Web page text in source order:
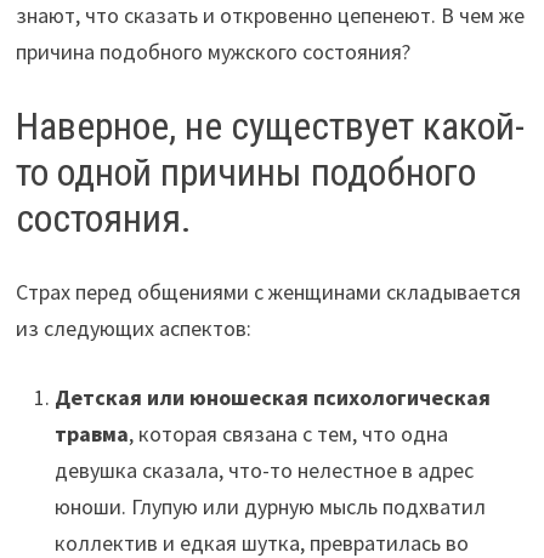
знают, что сказать и откровенно цепенеют. В чем же
причина подобного мужского состояния?
Наверное, не существует какой-
то одной причины подобного
состояния.
Страх перед общениями с женщинами складывается
из следующих аспектов:
Детская или юношеская психологическая
травма, которая связана с тем, что одна
девушка сказала, что-то нелестное в адрес
юноши. Глупую или дурную мысль подхватил
коллектив и едкая шутка, превратилась во